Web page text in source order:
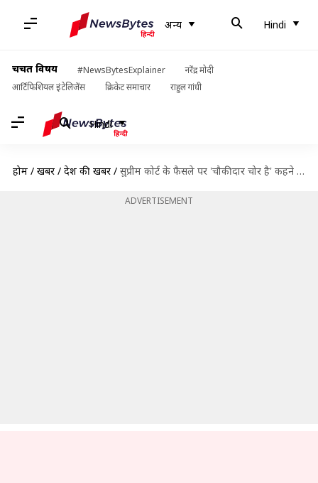
अन्य Hindi
चर्चित विषय #NewsBytesExplainer
नरेंद्र मोदी
आर्टिफिशियल इंटेलिजेंस
क्रिकेट समाचार राहुल गांधी
Hindi
होम / खबरें / देश की खबरें / सुप्रीम कोर्ट के फैसले पर 'चौकीदार चोर है' कहने पर माफी मांगने को तैयार राहुल गांधी
ADVERTISEMENT